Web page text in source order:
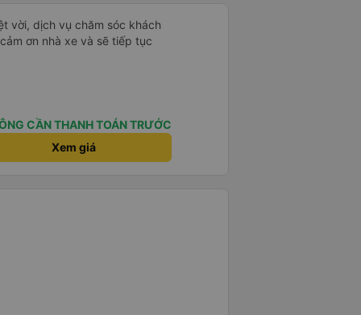
vời, dịch vụ chăm sóc khách
ơn nhà xe và sẽ tiếp tục
CẦN THANH TOÁN TRƯỚC
Xem giá